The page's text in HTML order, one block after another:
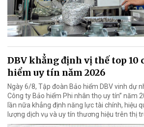
DBV khẳng định vị thế top 10
hiểm uy tín năm 2026
Ngày 6/8, Tập đoàn Bảo hiểm DBV vinh dự
Công ty Bảo hiểm Phi nhân thọ uy tín” năm
lần nữa khẳng định năng lực tài chính, hiệu
lượng dịch vụ và uy tín thương hiệu trên thị